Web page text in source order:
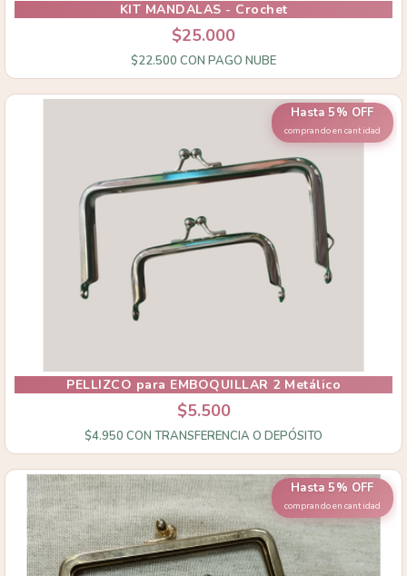
KIT MANDALAS - Crochet
$25.000
$22.500 CON PAGO NUBE
Hasta 5% OFF
comprando en cantidad
PELLIZCO para EMBOQUILLAR 2 Metálico
$5.500
$4.950 CON TRANSFERENCIA O DEPÓSITO
Hasta 5% OFF
comprando en cantidad